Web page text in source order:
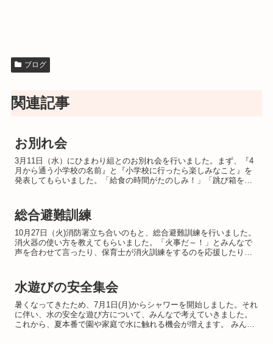
ブログ
関連記事
お別れ会
3月11日（水）にひまわり組とのお別れ会を行いました。まず、『4
月から通う小学校の名前』と『小学校に行ったら楽しみなこと』を
発表してもらいました。「給食の時間がたのしみ！」「跳び箱をす
総合避難訓練
10月27日（火)消防署立ち合いのもと、総合避難訓練を行いました。
消火器の使い方を教えてもらいました。「火事だ～！」とみんなで
声を合わせて言ったり、保育士が消火訓練をするのを応援したりし
水遊びの安全集会
暑くなってきたため、7月1日(月)からシャワーを開始しました。それ
に伴い、水の安全な遊び方について、みんなで考えていきました。
これから、夏本番で園や家庭で水に触れる機会が増えます。 みんな